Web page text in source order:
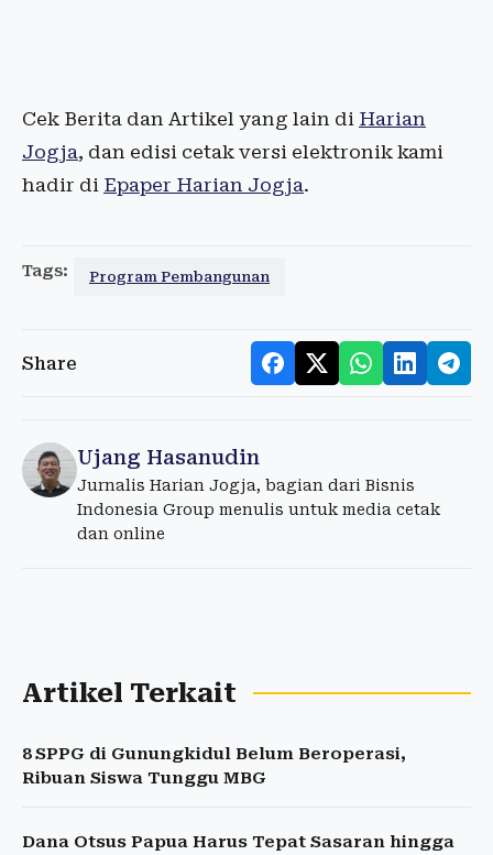
Cek Berita dan Artikel yang lain di Harian
Jogja, dan edisi cetak versi elektronik kami
hadir di Epaper Harian Jogja.
Tags: Program Pembangunan
Share
Ujang Hasanudin
Jurnalis Harian Jogja, bagian dari Bisnis
Indonesia Group menulis untuk media cetak
dan online
Artikel Terkait
8 SPPG di Gunungkidul Belum Beroperasi,
Ribuan Siswa Tunggu MBG
Dana Otsus Papua Harus Tepat Sasaran hingga